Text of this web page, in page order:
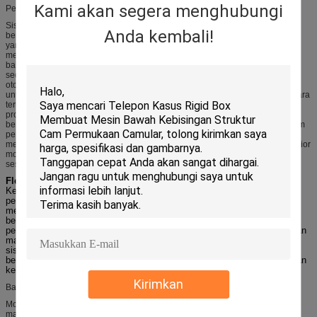
Kami akan segera menghubungi
Anda kembali!
Kirimkan
Pengantar:
Sistem pemotongan kecepatan tinggi seri DCF7XR dikembangkan
berdasarkan pada mesin pemotong DCF7X. Mempertahankan semua fungsi
yang dimiliki mesin pemotong DCF7X, peralatan tempat tidur pemotongan ini
memiliki sabuk pengaman untuk transportasi material. Berkat sabuk angkut,
bahan yang sudah dipotong akan dipindahkan keluar dari area pemotongan
secara otomatis, sementara bahan yang dipotong tersebut akan secara
otomatis dipindahkan. Sistem pemotongan sabuk konveyor kami cukup tepat
untuk memotong material panjang seperti kain, karpet dan interior mobil secara
terus menerus. bahan dekorasi. Dengan mesin pemotong kain ini, efisiensi
produksi Anda akan sangat meningkat dan biaya tenaga kerja Anda akan
berkurang. Produk ini juga disebut sistem pemotongan lapisan rendah, sistem
pemotongan satu lapis, mesin potong tikar, mesin pemotongan kursi mobil,
mesin pemotong gasket, mesin pemotong komposit, mesin pemotongan interior
mobil, mesin pemotong kain sofa, mesin pemotong kulit dan sebagainya,
sesuai dengan bahan dan aplikasi pemotongan yang berbeda.
Fleksibilitas
Kecepatan tinggi, servo digital dengan akurasi tinggi memberikan
pengoperasian yang lancar dan andal. Perkakas serbaguna serbaguna
memastikan bahwa Anda memiliki kemampuan untuk menyelesaikan
berbagai macam material dengan cepat dan mudah.
perkakas ekstra, seperti router berkekuatan 1KW, memperluas jangkauan
material yang dapat dipotong jauh melampaui yang bisa ditangani oleh
sistem pemotongan pisau titik tunggal.
berbagai ukuran, Anda bisa yakin menemukan solusi yang sesuai dengan
kebutuhan Anda.
Bahan Cutting:
Mobil tikar, busa senyawa, XPE, EVA, kain karpet, kulit imitasi, kulit, kain,
mainan mewah, lapisan sepatu, bahan presoaked, serat kaca, serat karbon,